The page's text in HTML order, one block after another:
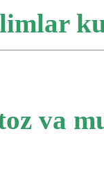
va